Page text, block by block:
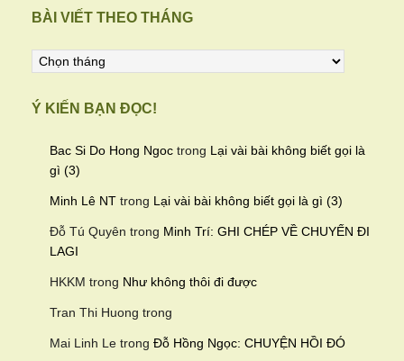
BÀI VIẾT THEO THÁNG
viết
thángÝ KIẾN BẠN ĐỌC!
Bac Si Do Hong Ngoc trong Lại vài bài không biết gọi là
gì (3)
Minh Lê NT trong Lại vài bài không biết gọi là gì (3)
Đỗ Tú Quyên trong Minh Trí: GHI CHÉP VỀ CHUYẾN ĐI
LAGI
HKKM trong Như không thôi đi được
Tran Thi Huong trong
Mai Linh Le trong Đỗ Hồng Ngọc: CHUYỆN HỒI ĐÓ